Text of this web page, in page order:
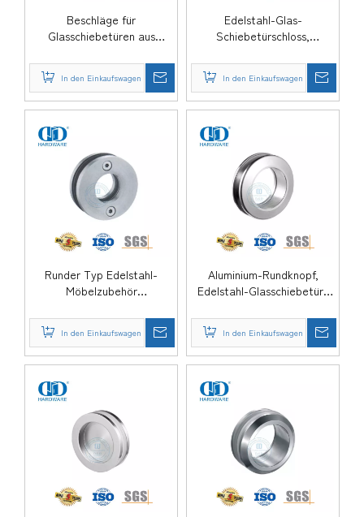
Beschläge für
Glasschiebetüren aus
Griff für Glasschiebetüren-
DDSK020
In den Einkaufswagen
Edelstahl-Glas-
Schiebetürschloss,
quadratischer Glas-
Schiebetür-Schalengriff-
DDSK019
In den Einkaufswagen
Runder Typ Edelstahl-
Möbelzubehör
Schalengriff-DDSK018
In den Einkaufswagen
Aluminium-Rundknopf,
Edelstahl-Glasschiebetür-
Türgriff-DDSK017
In den Einkaufswagen